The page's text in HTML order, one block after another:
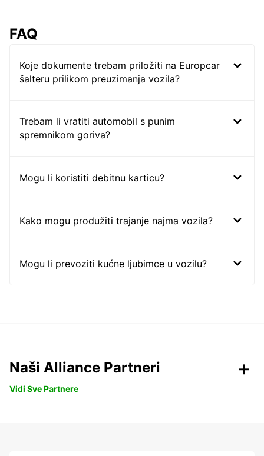
FAQ
Koje dokumente trebam priložiti na Europcar
šalteru prilikom preuzimanja vozila?
Trebam li vratiti automobil s punim
spremnikom goriva?
Mogu li koristiti debitnu karticu?
Kako mogu produžiti trajanje najma vozila?
Mogu li prevoziti kućne ljubimce u vozilu?
Naši Alliance Partneri
Vidi Sve Partnere